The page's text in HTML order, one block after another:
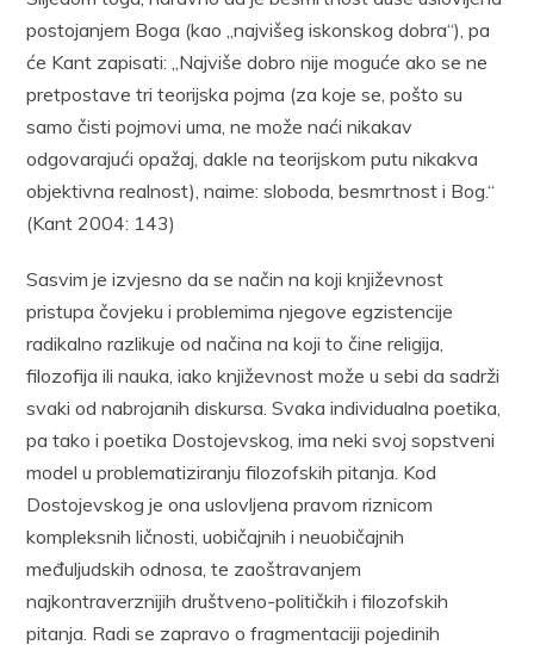
postojanjem Boga (kao „najvišeg iskonskog dobra“), pa
će Kant zapisati: „Najviše dobro nije moguće ako se ne
pretpostave tri teorijska pojma (za koje se, pošto su
samo čisti pojmovi uma, ne može naći nikakav
odgovarajući opažaj, dakle na teorijskom putu nikakva
objektivna realnost), naime: sloboda, besmrtnost i Bog.“
(Kant 2004: 143)
Sasvim je izvjesno da se način na koji književnost
pristupa čovjeku i problemima njegove egzistencije
radikalno razlikuje od načina na koji to čine religija,
filozofija ili nauka, iako književnost može u sebi da sadrži
svaki od nabrojanih diskursa. Svaka individualna poetika,
pa tako i poetika Dostojevskog, ima neki svoj sopstveni
model u problematiziranju filozofskih pitanja. Kod
Dostojevskog je ona uslovljena pravom riznicom
kompleksnih ličnosti, uobičajnih i neuobičajnih
međuljudskih odnosa, te zaoštravanjem
najkontraverznijih društveno-političkih i filozofskih
pitanja. Radi se zapravo o fragmentaciji pojedinih